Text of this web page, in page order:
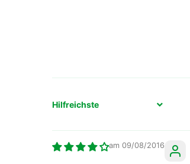
Sort by
09/08/2016